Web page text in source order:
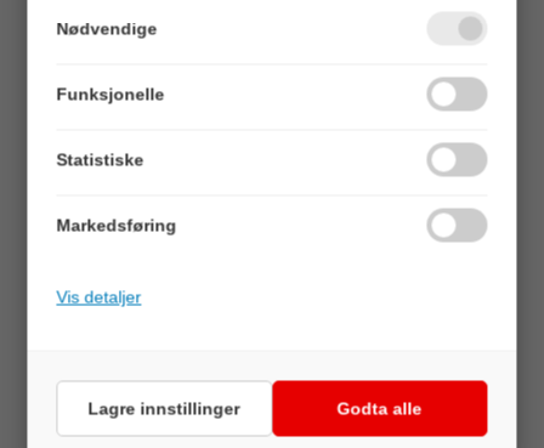
Quick View+ Quick View+
Nødvendige
Funksjonelle
Statistiske
Markedsføring
Vis detaljer
Lagre innstillinger Godta alle